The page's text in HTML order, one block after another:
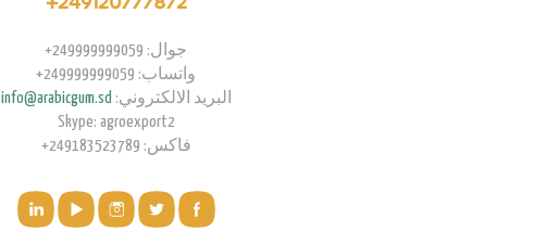
جوال: 249999999059+
واتساب: 249999999059+
البريد الالكتروني: info@arabicgum.sd
Skype: agroexport2
فاكس: 249183523789+